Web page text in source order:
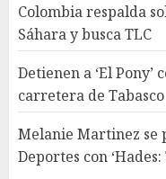
Colombia respalda
Sáhara y busca TLC
Detienen a ‘El
carretera de Tabasco
Melanie Martinez se
Deportes con
5